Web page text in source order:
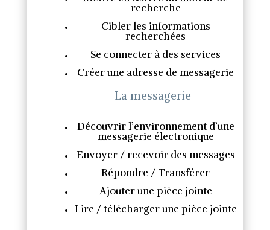
recherche
Cibler les informations
recherchées
Se connecter à des services
Créer une adresse de messagerie
La messagerie
Découvrir l’environnement d’une
messagerie électronique
Envoyer / recevoir des messages
Répondre / Transférer
Ajouter une pièce jointe
Lire / télécharger une pièce jointe